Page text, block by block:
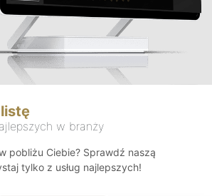
w branży
pobliżu Ciebie? Sprawdź naszą
tylko z usług najlepszych!